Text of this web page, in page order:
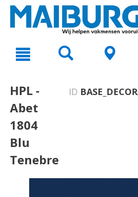
text.skipToNavigation
HPL -
Abet
1804
Blu
Tenebre
ID